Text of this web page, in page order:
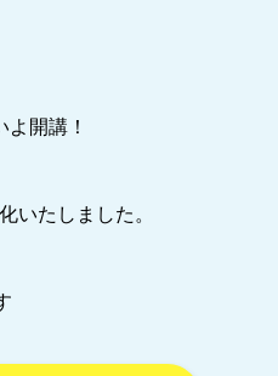
開講！
いたしました。